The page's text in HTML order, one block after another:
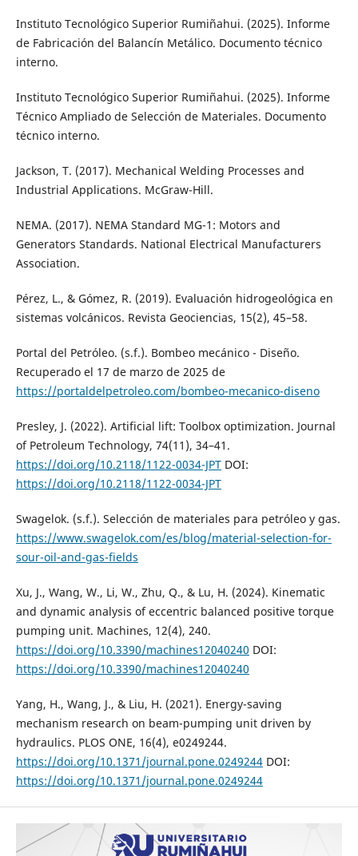
Instituto Tecnológico Superior Rumiñahui. (2025). Informe
de Fabricación del Balancín Metálico. Documento técnico
interno.
Instituto Tecnológico Superior Rumiñahui. (2025). Informe
Técnico Ampliado de Selección de Materiales. Documento
técnico interno.
Jackson, T. (2017). Mechanical Welding Processes and
Industrial Applications. McGraw-Hill.
NEMA. (2017). NEMA Standard MG-1: Motors and
Generators Standards. National Electrical Manufacturers
Association.
Pérez, L., & Gómez, R. (2019). Evaluación hidrogeológica en
sistemas volcánicos. Revista Geociencias, 15(2), 45–58.
Portal del Petróleo. (s.f.). Bombeo mecánico - Diseño.
Recuperado el 17 de marzo de 2025 de
https://portaldelpetroleo.com/bombeo-mecanico-diseno
Presley, J. (2022). Artificial lift: Toolbox optimization. Journal
of Petroleum Technology, 74(11), 34–41.
https://doi.org/10.2118/1122-0034-JPTDOI:
https://doi.org/10.2118/1122-0034-JPT
Swagelok. (s.f.). Selección de materiales para petróleo y gas.
https://www.swagelok.com/es/blog/material-selection-for-
sour-oil-and-gas-fields
Xu, J., Wang, W., Li, W., Zhu, Q., & Lu, H. (2024). Kinematic
and dynamic analysis of eccentric balanced positive torque
pumping unit. Machines, 12(4), 240.
https://doi.org/10.3390/machines12040240 DOI:
https://doi.org/10.3390/machines12040240
Yang, H., Wang, J., & Liu, H. (2021). Energy-saving
mechanism research on beam-pumping unit driven by
hydraulics. PLOS ONE, 16(4), e0249244.
https://doi.org/10.1371/journal.pone.0249244DOI:
https://doi.org/10.1371/journal.pone.0249244